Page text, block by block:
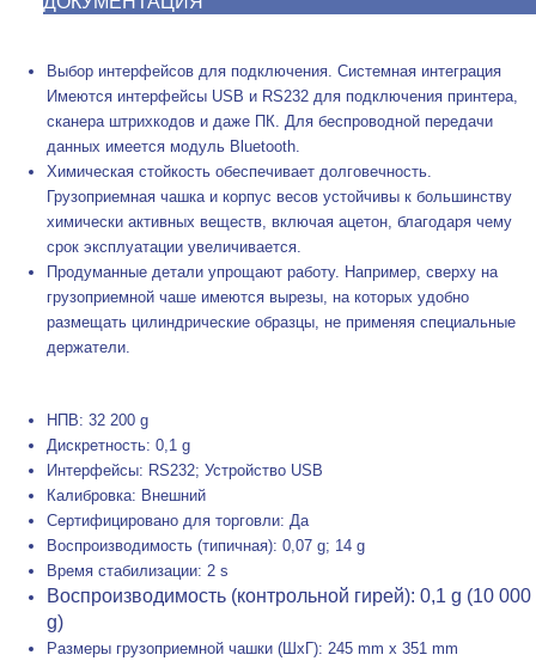
Выбор интерфейсов для подключения. Системная интеграция
Имеются интерфейсы USB и RS232 для подключения принтера,
сканера штрихкодов и даже ПК. Для беспроводной передачи
данных имеется модуль Bluetooth.
Химическая стойкость обеспечивает долговечность.
Грузоприемная чашка и корпус весов устойчивы к большинству
химически активных веществ, включая ацетон, благодаря чему
срок эксплуатации увеличивается.
Продуманные детали упрощают работу. Например, сверху на
грузоприемной чаше имеются вырезы, на которых удобно
размещать цилиндрические образцы, не применяя специальные
держатели.
НПВ: 32 200 g
Дискретность: 0,1 g
Интерфейсы: RS232; Устройство USB
Калибровка: Внешний
Сертифицировано для торговли: Да
Воспроизводимость (типичная): 0,07 g; 14 g
Время стабилизации: 2 s
Воспроизводимость (контрольной гирей): 0,1 g (10 000
g)
Размеры грузоприемной чашки (ШxГ): 245 mm x 351 mm